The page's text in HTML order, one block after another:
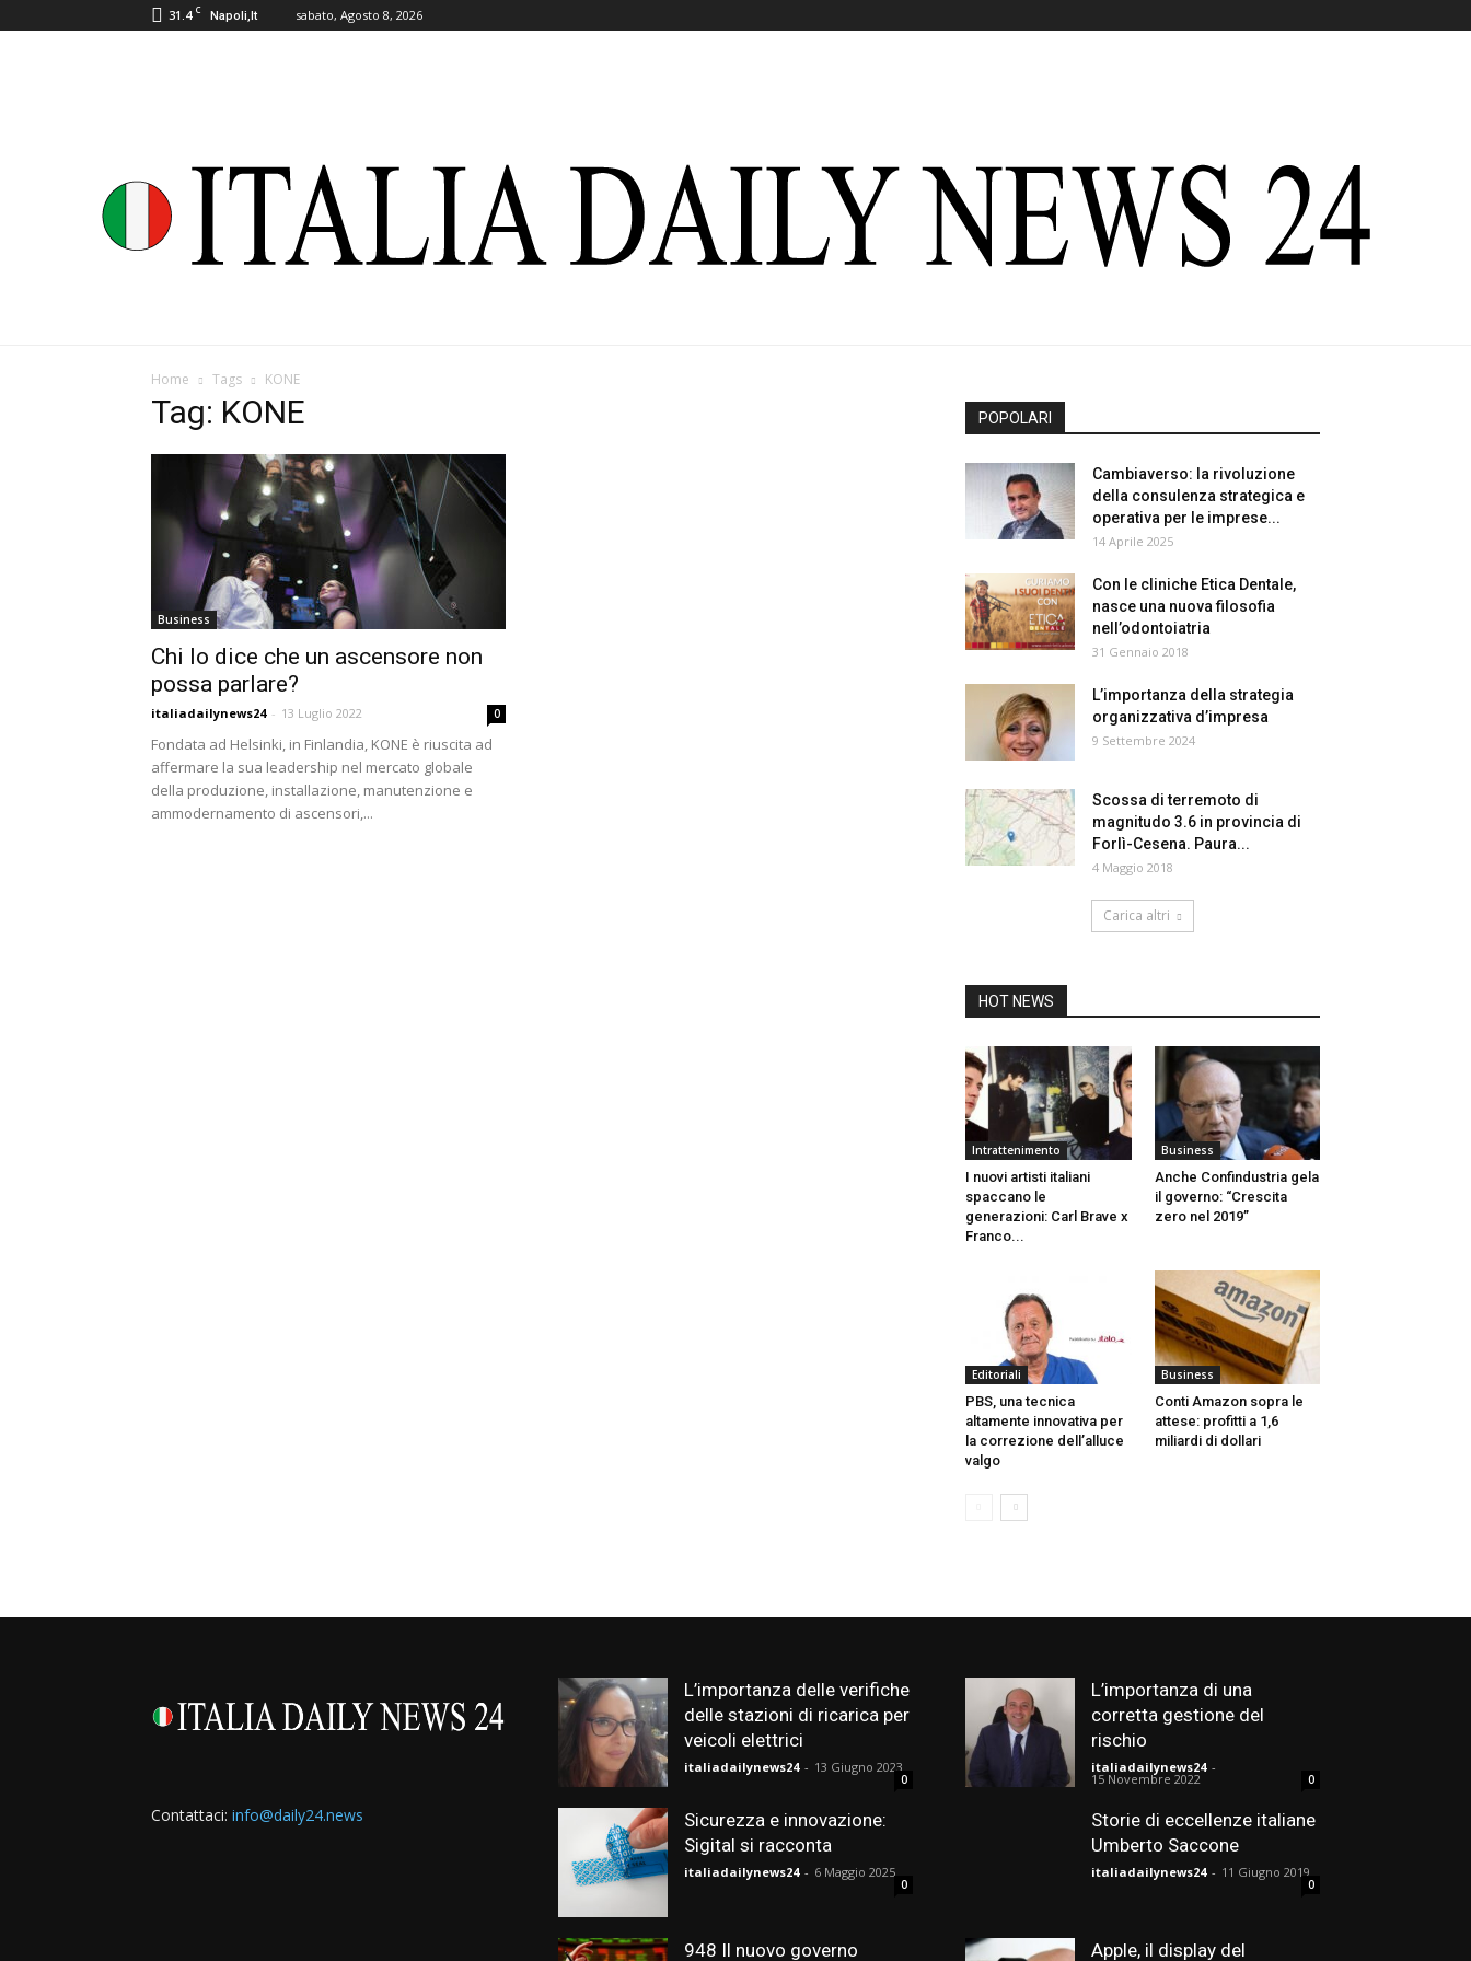
31.4 C Napoli,It sabato, Agosto 8, 2026
Home Tags KONE
Tag: KONE
Business
Chi lo dice che un ascensore non
possa parlare?
italiadailynews24 - 13 Luglio 2022 0
Fondata ad Helsinki, in Finlandia, KONE è riuscita ad
affermare la sua leadership nel mercato globale
della produzione, installazione, manutenzione e
ammodernamento di ascensori,...
POPOLARI
Cambiaverso: la rivoluzione
della consulenza strategica e
operativa per le imprese...
14 Aprile 2025
Con le cliniche Etica Dentale,
nasce una nuova filosofia
nell’odontoiatria
31 Gennaio 2018
L’importanza della strategia
organizzativa d’impresa
9 Settembre 2024
Scossa di terremoto di
magnitudo 3.6 in provincia di
Forlì-Cesena. Paura...
4 Maggio 2018
Carica altri
HOT NEWS
Intrattenimento
I nuovi artisti italiani
spaccano le
generazioni: Carl Brave x
Franco...
Business
Anche Confindustria gela
il governo: “Crescita
zero nel 2019”
Editoriali
PBS, una tecnica
altamente innovativa per
la correzione dell’alluce
valgo
Business
Conti Amazon sopra le
attese: profitti a 1,6
miliardi di dollari
Contattaci: info@daily24.news
L’importanza delle verifiche
delle stazioni di ricarica per
veicoli elettrici
italiadailynews24 - 13 Giugno 2023
0
Sicurezza e innovazione:
Sigital si racconta
italiadailynews24 - 6 Maggio 2025
0
948 Il nuovo governo
L’importanza di una
corretta gestione del
rischio
italiadailynews24 -
15 Novembre 2022 0
Storie di eccellenze italiane
Umberto Saccone
italiadailynews24 - 11 Giugno 2019
0
Apple, il display del